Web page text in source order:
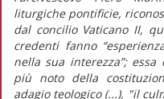
liturgiche pontificie,
dal concilio Vaticano II,
credenti fanno
nella sua interezza”;
più noto della
adagio teologico (...), "il